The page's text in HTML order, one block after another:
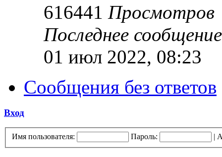
616441 Просмотров
Последнее
01 июл 2022, 08:23
Сообщения без ответов
Вход
Имя пользователя: Пароль: |